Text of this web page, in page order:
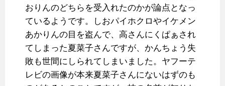
おりんのどちらを受入れたのかが論点となっ
ているようです。しおパイホクロやイケメン
あかりんの目を盗んで、高さんにくぱぁされ
てしまった夏菜子さんですが、かんちょう失
敗も世間にしられてしまいました。ヤフーテ
レビの画像が本来夏菜子さんにないはずのも